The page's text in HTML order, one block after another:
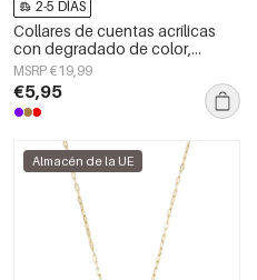
2-5 DÍAS
Collares de cuentas acrílicas
con degradado de color,
sencillos para el día a día, de la
serie Simple. Joyería para mujer.
MSRP €19,99
€5,95
Almacén de la UE